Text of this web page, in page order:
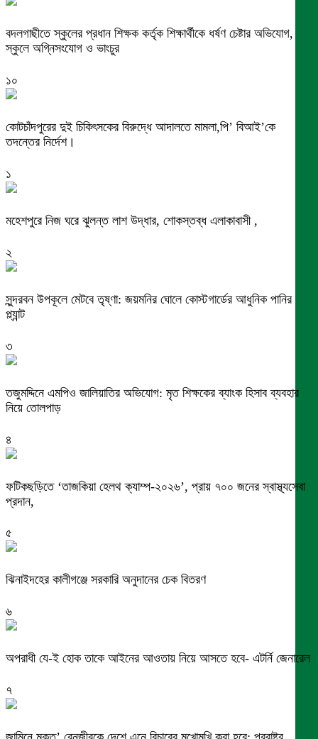
বদলগাছীতে স্কুলের প্রধান শিক্ষক কর্তৃক শিক্ষার্থীকে ধর্ষণ চেষ্টার অভিযোগ,
স্কুলে অগ্নিসংযোগ ও ভাংচুর
১০
কোটচাঁদপুরের দুই চিকিৎসকের বিরুদ্ধে আদালতে মামলা,পি’ বিআই’কে
তদন্তের নির্দেশ।
১
মহেশপুরে নিজ ঘরে ঝুলন্ত লাশ উদ্ধার, শোকস্তব্ধ এলাকাবাসী ,
২
সুন্দরবন উপকূলে মেটবে তৃষ্ণা: জয়মনির ঘোলে কোস্টগার্ডের আধুনিক পানির
প্ল্যান্ট
৩
তজুমদ্দিনে এমপিও জালিয়াতির অভিযোগ: মৃত শিক্ষকের ব্যাংক হিসাব ব্যবহার
নিয়ে তোলপাড়
৪
ফটিকছড়িতে ‘তাজকিয়া হেলথ ক্যাম্প-২০২৬’, প্রায় ৭০০ জনের স্বাস্থ্যসেবা
প্রদান,
৫
ঝিনাইদহের কালীগঞ্জে সরকারি অনুদানের চেক বিতরণ
৬
অপরাধী যে-ই হোক তাকে আইনের আওতায় নিয়ে আসতে হবে- এটর্নি জেনারেল
৭